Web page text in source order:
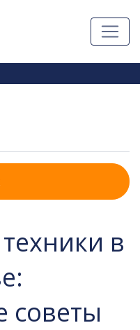
в
советы